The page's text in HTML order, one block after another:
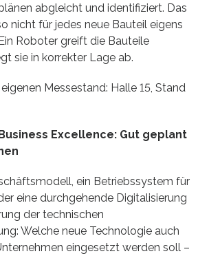
abgleicht und identifiziert. Das
nicht für jedes neue Bauteil eigens
Roboter greift die Bauteile
sie in korrekter Lage ab.
Messestand: Halle 15, Stand
Excellence: Gut geplant
ein Betriebssystem für
eine durchgehende Digitalisierung
der technischen
Welche neue Technologie auch
eingesetzt werden soll –